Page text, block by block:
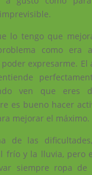
lo tengo que
como era
expresarme. El
ven que eres
es bueno hacer
mejorar el máximo.
de las
frío y la lluvia, pero
siempre ropa